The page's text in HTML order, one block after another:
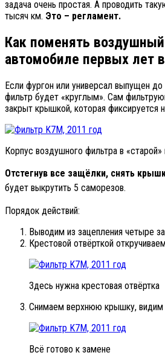
задача очень простая. А проводить
тысяч км. Это – регламент.
Как поменять
автомобиле первых лет
Если фургон или универсал выпущен
фильтр будет «круглым». Сам
закрыт крышкой, которая фиксируется
Корпус воздушного фильтра в «старой»
Отстегнув все защёлки, снять
будет выкрутить 5 саморезов.
Порядок действий:
Выводим из зацепления четыре
Крестовой отвёрткой
Здесь нужна крестовая отвёртка
Снимаем верхнюю крышку,
Всё готово к замене